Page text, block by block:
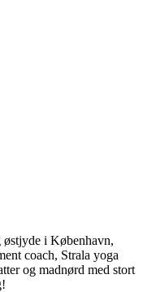
i København,
coach, Strala yoga
og madnørd med stort